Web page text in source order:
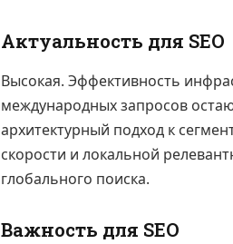
Актуальность для SEO
Высокая. Эффективность
международных запросов
архитектурный подход к
скорости и локальной
глобального поиска.
Важность для SEO